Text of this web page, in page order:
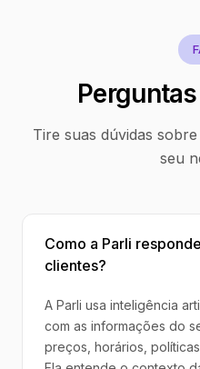
Tire suas dúvidas
seu
Como a Parli
clientes?
A Parli usa inteligência
com as informações do
preços, horários,